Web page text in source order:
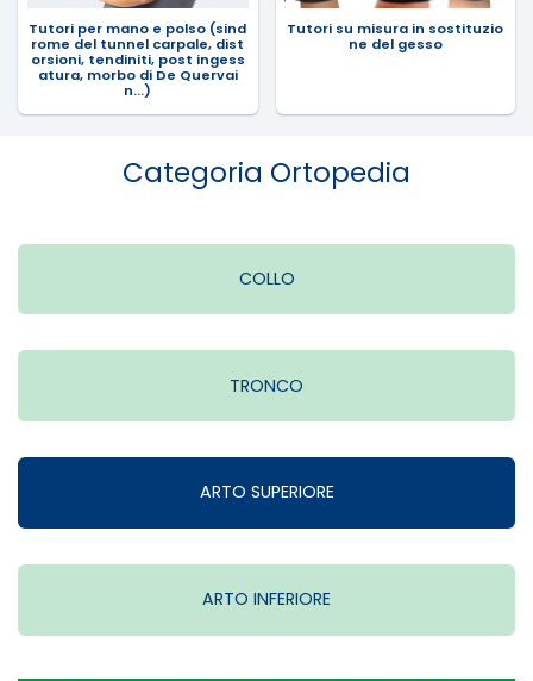
Tutori per mano e polso (sind
rome del tunnel carpale, dist
orsioni, tendiniti, post ingess
atura, morbo di De Quervai
n...)
Tutori su misura in sostituzio
ne del gesso
Categoria Ortopedia
COLLO
TRONCO
ARTO SUPERIORE
ARTO INFERIORE